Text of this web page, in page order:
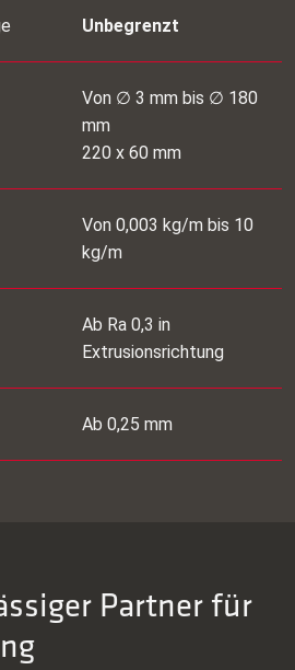
Unbegrenzt
Von ∅ 3 mm bis ∅ 180
mm
220 x 60 mm
Von 0,003 kg/m bis 10
kg/m
Ab Ra 0,3 in
Extrusionsrichtung
Ab 0,25 mm
Partner für